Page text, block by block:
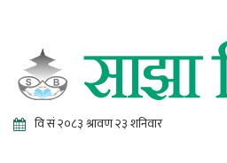
Online News Portal